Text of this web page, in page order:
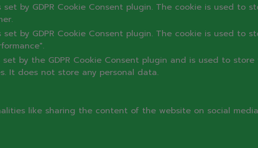
set by GDPR Cookie Consent plugin. The cookie is used to
set by GDPR Cookie Consent plugin. The cookie is used to
set by the GDPR Cookie Consent plugin and is used to
It does not store any personal data.
like sharing the content of the website on social